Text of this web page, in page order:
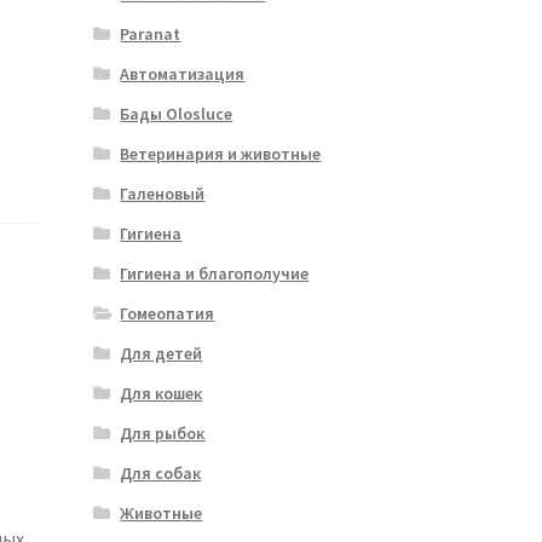
Paranat
Автоматизация
Бады Olosluce
Ветеринария и животные
Галеновый
Гигиена
Гигиена и благополучие
Гомеопатия
Для детей
Для кошек
Для рыбок
Для собак
Животные